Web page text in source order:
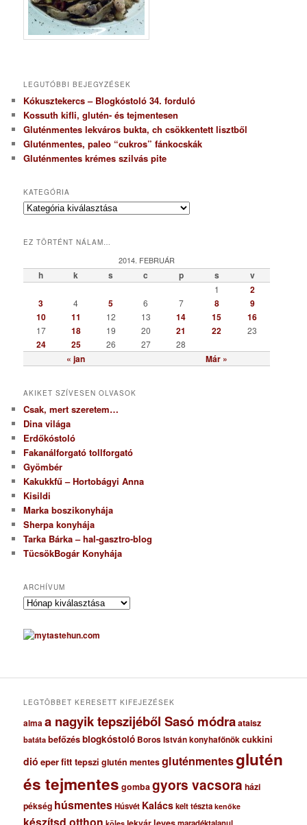
LEGUTÓBBI BEJEGYZÉSEK
Kókusztekercs – Blogkóstoló 34. forduló
Kossuth kifli, glutén- és tejmentesen
Gluténmentes lekváros bukta, ch csökkentett lisztből
Gluténmentes, paleo “cukros” fánkocskák
Gluténmentes krémes szilvás pite
KATEGÓRIA
K
e
ó
r
EZ TÖRTÉNT NÁLAM…
2014. FEBRUÁR
h k s c p s v
« jan Már »
1
2
3
4 5 6 7 8
9
10
11 12 13 14 15 16
17 18 19 20 21 22 23
24 25 26 27 28
AKIKET SZÍVESEN OLVASOK
Csak, mert szeretem…
Dina világa
Erdőkóstoló
Fakanálforgató tollforgató
Gyömbér
Kakukkfű – Hortobágyi Anna
Kisildi
Marka boszikonyhája
Sherpa konyhája
Tarka Bárka – hal-gasztro-blog
TücsökBogár Konyhája
ARCHÍVUM
A
c
h
u
LEGTÖBBET KERESETT KIFEJEZÉSEK
almaa nagyik tepszijéből Sasó módraataisz
batáta befőzésblogkóstoló Boros István konyhafőnökcukkini
dió eperfitt tepszi glutén mentesgluténmentesglutén
és tejmentes gombagyors vacsora házi
pékség húsmentesHúsvét Kalácskelt tészta kenőke
készítsd otthon